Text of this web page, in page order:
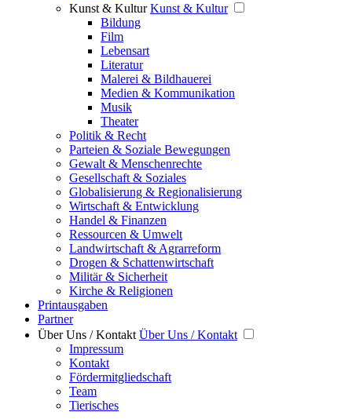
Kunst & Kultur Kunst & Kultur
Bildung
Film
Lebensart
Literatur
Malerei & Bildhauerei
Medien & Kommunikation
Musik
Theater
Politik & Recht
Parteien & Soziale Bewegungen
Gewalt & Menschenrechte
Gesellschaft & Soziales
Globalisierung & Regionalisierung
Wirtschaft & Entwicklung
Handel & Finanzen
Ressourcen & Umwelt
Landwirtschaft & Agrarreform
Drogen & Schattenwirtschaft
Militär & Sicherheit
Kirche & Religionen
Printausgaben
Partner
Über Uns / Kontakt Über Uns / Kontakt
Impressum
Kontakt
Fördermitgliedschaft
Team
Tierisches